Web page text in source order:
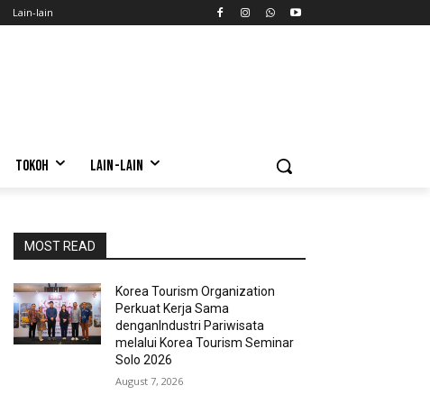
Lain-lain
TOKOH LAIN-LAIN
MOST READ
Korea Tourism Organization
Perkuat Kerja Sama
denganIndustri Pariwisata
melalui Korea Tourism Seminar
Solo 2026
August 7, 2026